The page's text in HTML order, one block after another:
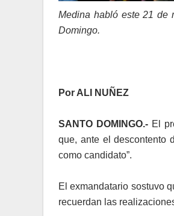
Medina habló este 21 de
Domingo.
Por ALI NUÑEZ
SANTO DOMINGO.- El
que, ante el descontento
como candidato”.
El exmandatario sostuvo
recuerdan las